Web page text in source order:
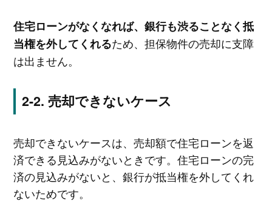
住宅ローンがなくなれば、銀行も渋ることなく抵
当権を外してくれるため、担保物件の売却に支障
は出ません。
売却できないケース
売却できないケースは、売却額で住宅ローンを返
済できる見込みがないときです。住宅ローンの完
済の見込みがないと、銀行が抵当権を外してくれ
ないためです。